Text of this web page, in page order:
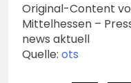
Original-Content
Mittelhessen –
news aktuell
Quelle: ots